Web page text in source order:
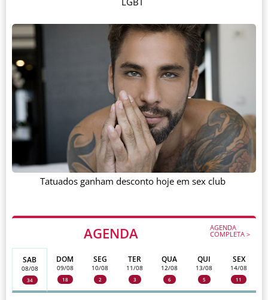
AGENDA AGENDA
COMPLETA >
SAB
08/08
34
DOM
09/08
18
SEG
10/08
2
TER
11/08
3
QUA
12/08
6
QUI
13/08
5
SEX
14/08
11
Tatuados ganham desconto hoje em sex club